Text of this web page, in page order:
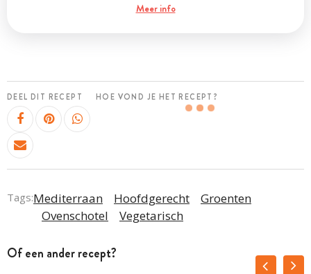
Meer info
DEEL DIT RECEPT HOE VOND JE HET RECEPT?
Tags:Mediterraan Hoofdgerecht
Groenten
Ovenschotel
Vegetarisch
Of een ander recept?